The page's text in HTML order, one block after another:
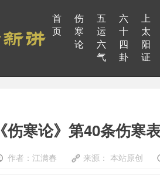
首
页
伤
寒
论
五
运
六
气
六
十
四
卦
上
太
阳
证
《伤寒论》第40条伤寒
作者：江满春 来源： 本站原创